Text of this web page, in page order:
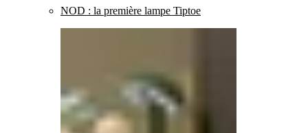
NOD : la première lampe Tiptoe